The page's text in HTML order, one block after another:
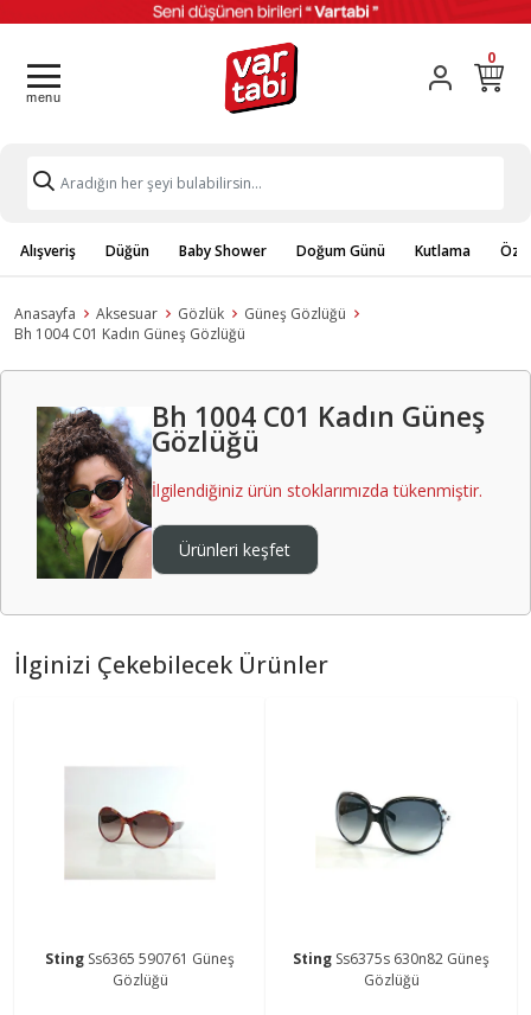
0
Alışveriş Düğün Baby Shower Doğum Günü Kutlama
Anasayfa Aksesuar Gözlük
Güneş Gözlüğü
Bh 1004 C01 Kadın Güneş Gözlüğü
Bh 1004 C01 Kadın Güneş
Gözlüğü
İlgilendiğiniz ürün stoklarımızda tükenmiştir.
Ürünleri keşfet
İlginizi Çekebilecek Ürünler
Sting Ss6365 590761 Güneş
Gözlüğü
Sting Ss6375s 630n82 Güneş
Gözlüğü